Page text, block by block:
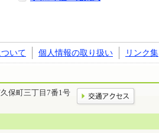
いて 個人情報の取り扱い リンク集
保町三丁目7番1号